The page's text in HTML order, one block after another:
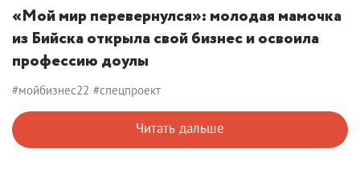
«Мой мир перевернулся»: молодая мамочка
из Бийска открыла свой бизнес и освоила
профессию доулы
#мойбизнес22 #спецпроект
Читать дальше